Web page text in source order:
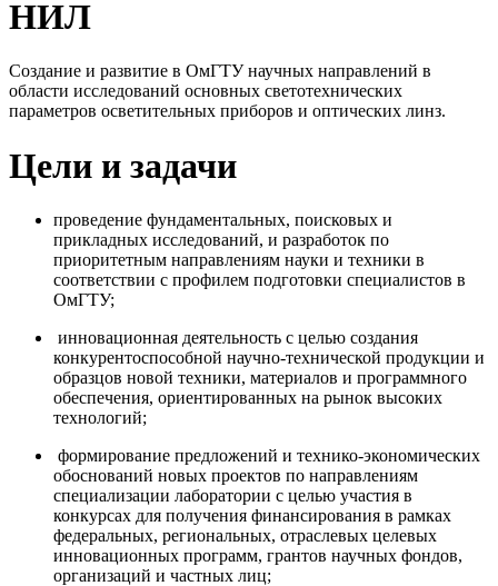
НИЛ
Создание и развитие в ОмГТУ научных направлений в
области исследований основных светотехнических
параметров осветительных приборов и оптических линз.
Цели и задачи
проведение фундаментальных, поисковых и
прикладных исследований, и разработок по
приоритетным направлениям науки и техники в
соответствии с профилем подготовки специалистов в
ОмГТУ;
инновационная деятельность с целью создания
конкурентоспособной научно-технической продукции и
образцов новой техники, материалов и программного
обеспечения, ориентированных на рынок высоких
технологий;
формирование предложений и технико-экономических
обоснований новых проектов по направлениям
специализации лаборатории с целью участия в
конкурсах для получения финансирования в рамках
федеральных, региональных, отраслевых целевых
инновационных программ, грантов научных фондов,
организаций и частных лиц;